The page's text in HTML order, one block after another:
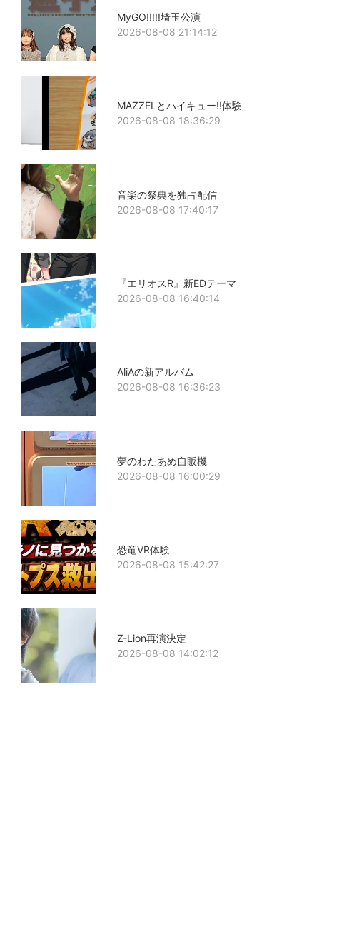
MyGO!!!!!埼玉公演
2026-08-08 21:14:12
MAZZELとハイキュー!!体験
2026-08-08 18:36:29
音楽の祭典を独占配信
2026-08-08 17:40:17
『エリオスR』新EDテーマ
2026-08-08 16:40:14
AliAの新アルバム
2026-08-08 16:36:23
夢のわたあめ自販機
2026-08-08 16:00:29
恐竜VR体験
2026-08-08 15:42:27
Z-Lion再演決定
2026-08-08 14:02:12